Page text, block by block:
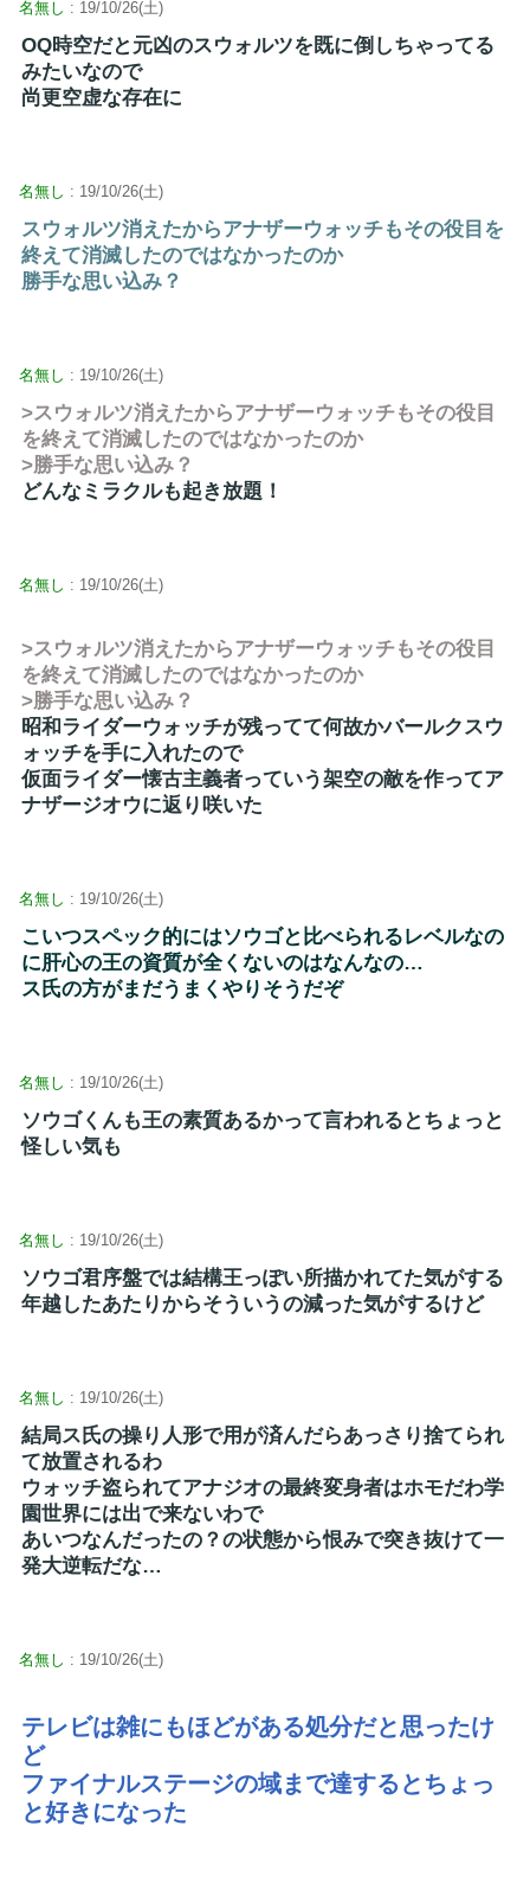
名無し : 19/10/26(土)
OQ時空だと元凶のスウォルツを既に倒しちゃってる
みたいなので
尚更空虚な存在に
名無し : 19/10/26(土)
スウォルツ消えたからアナザーウォッチもその役目を
終えて消滅したのではなかったのか
勝手な思い込み？
名無し : 19/10/26(土)
>スウォルツ消えたからアナザーウォッチもその役目
を終えて消滅したのではなかったのか
>勝手な思い込み？
どんなミラクルも起き放題！
名無し : 19/10/26(土)
>スウォルツ消えたからアナザーウォッチもその役目
を終えて消滅したのではなかったのか
>勝手な思い込み？
昭和ライダーウォッチが残ってて何故かバールクスウ
ォッチを手に入れたので
仮面ライダー懐古主義者っていう架空の敵を作ってア
ナザージオウに返り咲いた
名無し : 19/10/26(土)
こいつスペック的にはソウゴと比べられるレベルなの
に肝心の王の資質が全くないのはなんなの…
ス氏の方がまだうまくやりそうだぞ
名無し : 19/10/26(土)
ソウゴくんも王の素質あるかって言われるとちょっと
怪しい気も
名無し : 19/10/26(土)
ソウゴ君序盤では結構王っぽい所描かれてた気がする
年越したあたりからそういうの減った気がするけど
名無し : 19/10/26(土)
結局ス氏の操り人形で用が済んだらあっさり捨てられ
て放置されるわ
ウォッチ盗られてアナジオの最終変身者はホモだわ学
園世界には出で来ないわで
あいつなんだったの？の状態から恨みで突き抜けて一
発大逆転だな…
名無し : 19/10/26(土)
テレビは雑にもほどがある処分だと思ったけ
ど
ファイナルステージの域まで達するとちょっ
と好きになった